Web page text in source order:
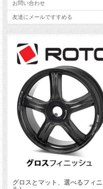
適合車種：
GSX R1000 2009-2016
品番：
フロント 17x3.5 : FA70350307
リア 17x6.0 : RA70600712
---------------------------
GSX R1000 2017+
品番：
フロント 17x3.5 : FA70350307
リア 17x6.0 : RA70600751
---------------------------
適合車種：
GSX R750 /R600 2006-2007
フロント 17x3.5 : FA70350306
---------------------------
お問い合わせ
友達にメールですすめる
グロスとマット、選べるフィ